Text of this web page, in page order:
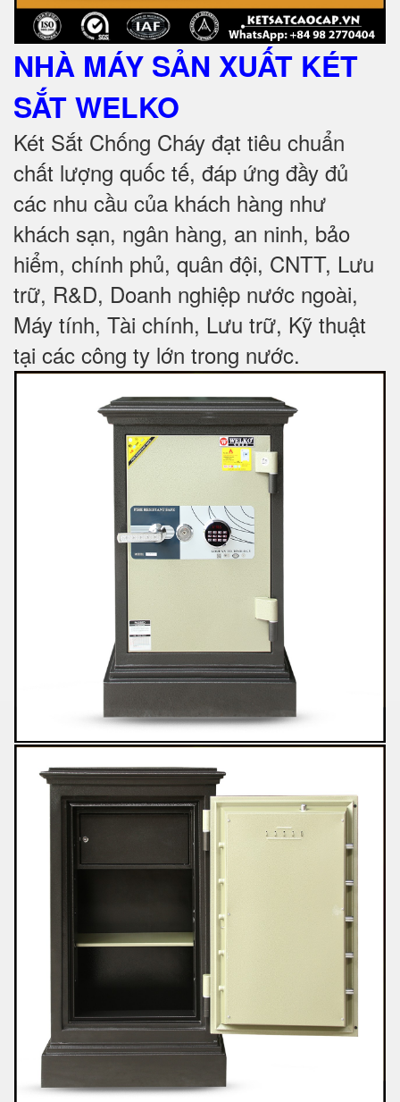
NHÀ MÁY SẢN XUẤT KÉT
SẮTWELKO
Két Sắt Chống Cháy đạt tiêu chuẩn
chất lượng quốc tế, đáp ứng đầy đủ
các nhu cầu của khách hàng như
khách sạn, ngân hàng, an ninh, bảo
hiểm, chính phủ, quân đội, CNTT, Lưu
trữ, R&D, Doanh nghiệp nước ngoài,
Máy tính, Tài chính, Lưu trữ, Kỹ thuật
tại các công ty lớn trong nước.